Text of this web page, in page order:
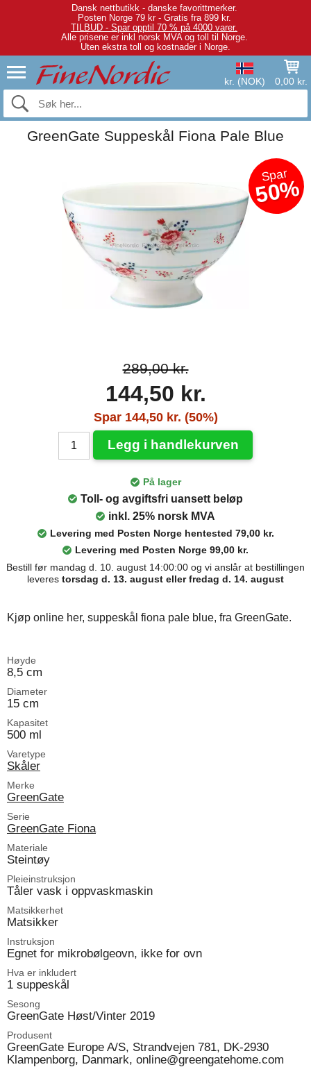
Dansk nettbutikk - danske favorittmerker.
Posten Norge 79 kr - Gratis fra 899 kr.
TILBUD - Spar opptil 70 % på 4000 varer.
Alle prisene er inkl norsk MVA og toll til Norge.
Uten ekstra toll og kostnader i Norge.
kr. (NOK) 0,00 kr.
GreenGate Suppeskål Fiona Pale Blue
Spar
50%
289,00 kr.
144,50 kr.
Spar 144,50 kr. (50%)
Legg i handlekurven
På lager
Toll- og avgiftsfri uansett beløp
inkl. 25% norsk MVA
Levering med Posten Norge hentested 79,00 kr.
Levering med Posten Norge 99,00 kr.
Bestill før mandag d. 10. august 14:00:00 og vi anslår at bestillingen
leveres torsdag d. 13. august eller fredag d. 14. august
Kjøp online her, suppeskål fiona pale blue, fra GreenGate.
Høyde
8,5 cm
Diameter
15 cm
Kapasitet
500 ml
Varetype
Skåler
Merke
GreenGate
Serie
GreenGate Fiona
Materiale
Steintøy
Pleieinstruksjon
Tåler vask i oppvaskmaskin
Matsikkerhet
Matsikker
Instruksjon
Egnet for mikrobølgeovn, ikke for ovn
Hva er inkludert
1 suppeskål
Sesong
GreenGate Høst/Vinter 2019
Produsent
GreenGate Europe A/S, Strandvejen 781, DK-2930
Klampenborg, Danmark, online@greengatehome.com